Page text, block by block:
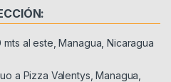
al este, Managua, Nicaragua
a Pizza Valentys, Managua,